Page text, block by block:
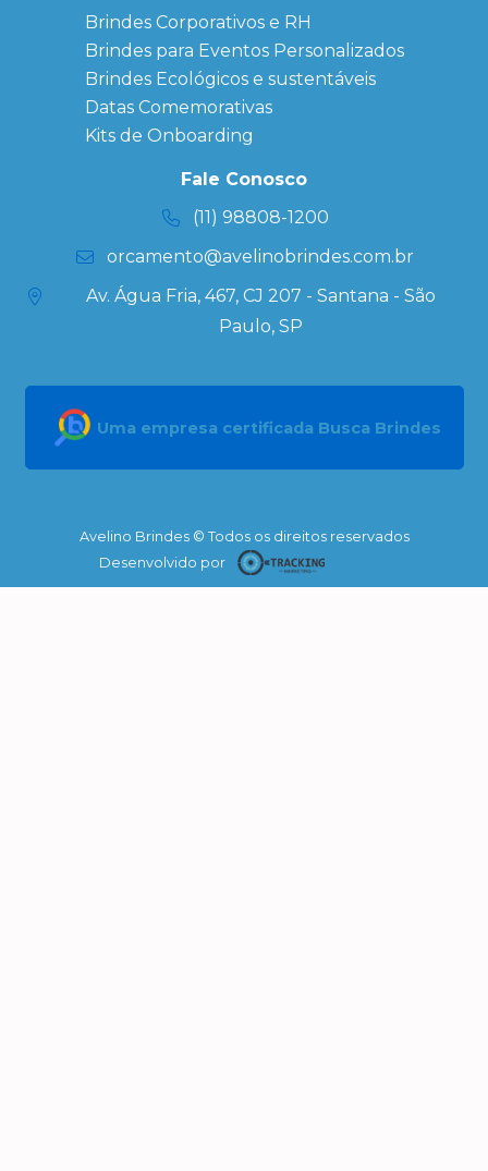
Brindes
Corporativos
Copos Térmicos
Personalizados
Datas Especiais
Ecobag
Personalizada
Kits
Brindes Corporativos e RH
Brindes para Eventos Personalizados
Brindes Ecológicos e sustentáveis
Datas Comemorativas
Kits de Onboarding
Fale Conosco
(11) 98808-1200
orcamento@avelinobrindes.com.br
Av. Água Fria, 467, CJ 207 - Santana - São
Paulo, SP
Uma empresa certificada Busca Brindes
Avelino Brindes © Todos os direitos reservados
Desenvolvido por